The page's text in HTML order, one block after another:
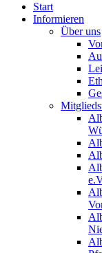
Start
Informieren
Über uns